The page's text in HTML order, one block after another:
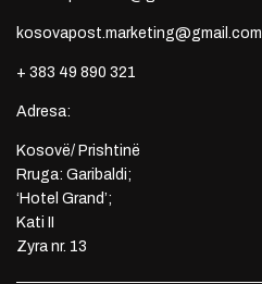
kosovapost.marketing@gmail.com
+ 383 49 890 321
Adresa:
Kosovë/ Prishtinë
Rruga: Garibaldi;
‘Hotel Grand’;
Kati II
Zyra nr. 13